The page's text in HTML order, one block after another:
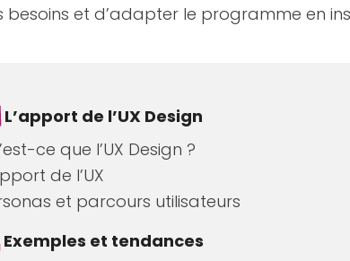
et d’adapter le programme en
L’apport de l’UX Design
ce que l’UX Design ?
de l’UX
et parcours utilisateurs
Exemples et tendances